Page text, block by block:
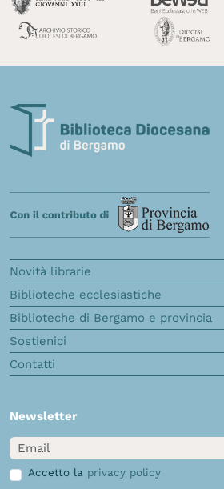
Novità librarie
Biblioteche ecclesiastiche
Biblioteche di Bergamo e provincia
Sostienici
Contatti
Newsletter
Email
Accetto la privacy policy